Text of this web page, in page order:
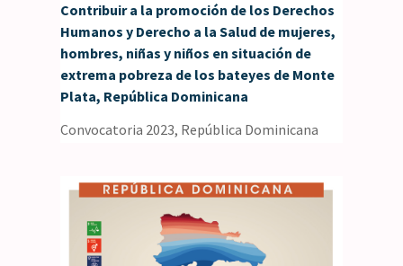
Contribuir a la promoción de los Derechos
Humanos y Derecho a la Salud de mujeres,
hombres, niñas y niños en situación de
extrema pobreza de los bateyes de Monte
Plata, República Dominicana
Convocatoria 2023, República Dominicana